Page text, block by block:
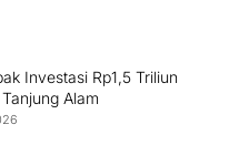
Investasi Rp1,5 Triliun
Alam